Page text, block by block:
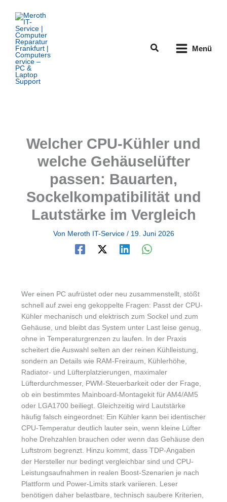
Inhalt
springen
Suchen Menü
Welcher CPU-Kühler und
welche Gehäuselüfter
passen: Bauarten,
Sockelkompatibilität und
Lautstärke im Vergleich
Von Meroth IT-Service / 19. Juni 2026
Wer einen PC aufrüstet oder neu zusammenstellt, stößt
schnell auf zwei eng gekoppelte Fragen: Passt der CPU-
Kühler mechanisch und elektrisch zum Sockel und zum
Gehäuse, und bleibt das System unter Last leise genug,
ohne in Temperaturgrenzen zu laufen. In der Praxis
scheitert die Auswahl selten an der reinen Kühlleistung,
sondern an Details wie RAM-Freiraum, Kühlerhöhe,
Radiator- und Lüfterplatzierungen, maximaler
Lüfterdurchmesser, PWM-Steuerbarkeit oder der Frage,
ob ein bestimmtes Mainboard-Montagekit für AM4/AM5
oder LGA1700 beiliegt. Gleichzeitig wird Lautstärke
häufig falsch eingeordnet: Ein Kühler kann bei identischer
CPU-Temperatur deutlich lauter sein, wenn kleine Lüfter
hohe Drehzahlen brauchen oder wenn das Gehäuse den
Luftstrom begrenzt. Hinzu kommt, dass TDP-Angaben
der Hersteller nur bedingt vergleichbar sind und CPU-
Leistungsaufnahmen in realen Boost-Szenarien je nach
Plattform und Power-Limits stark variieren. Leser
benötigen daher belastbare, technisch saubere Kriterien,